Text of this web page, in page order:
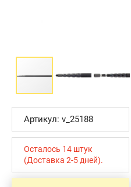
Артикул: v_25188
Осталось 14 штук
(Доставка 2-5 дней).